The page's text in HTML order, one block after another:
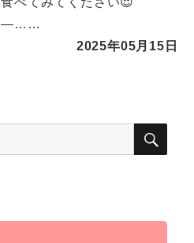
2025年05月15日
検